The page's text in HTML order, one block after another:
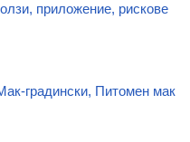
приложение, рискове
градински, Питомен мак